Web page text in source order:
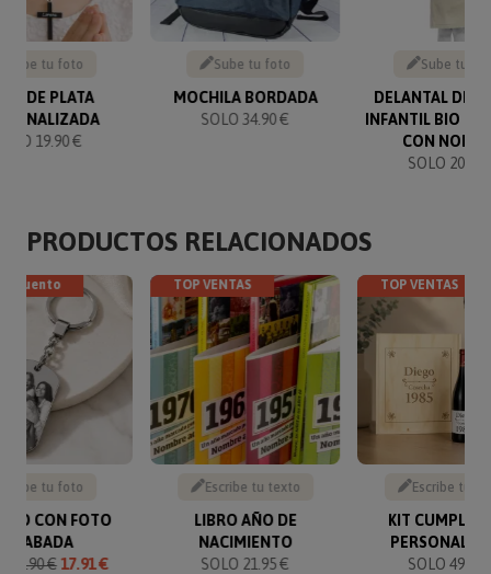
Sube tu foto
DE PLATA
19.90 €
Sube tu foto
MOCHILA BORDADA
SOLO 34.90 €
Sube tu
DELANTAL DE
INFANTIL BIO
CON
SOLO 20.90
PRODUCTOS RELACIONADOS
Sube tu foto
CON FOTO
GRABADA
19.90 €17.91 €
TOP VENTAS
Escribe tu texto
LIBRO AÑO DE
NACIMIENTO
SOLO 21.95 €
TOP VENTAS
Escribe tu
KIT
SOLO 49.90